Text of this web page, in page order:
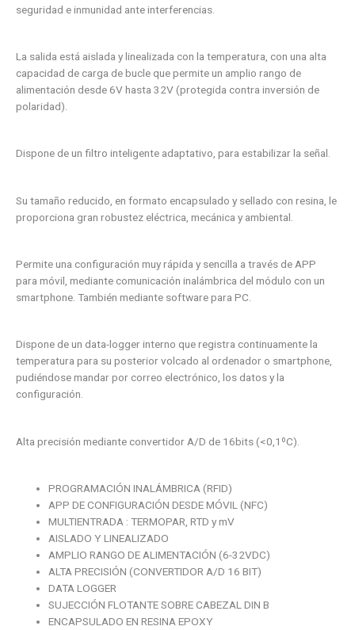
seguridad e inmunidad ante interferencias.
La salida está aislada y linealizada con la temperatura, con una alta
capacidad de carga de bucle que permite un amplio rango de
alimentación desde 6V hasta 32V (protegida contra inversión de
polaridad).
Dispone de un filtro inteligente adaptativo, para estabilizar la señal.
Su tamaño reducido, en formato encapsulado y sellado con resina, le
proporciona gran robustez eléctrica, mecánica y ambiental.
Permite una configuración muy rápida y sencilla a través de APP
para móvil, mediante comunicación inalámbrica del módulo con un
smartphone. También mediante software para PC.
Dispone de un data-logger interno que registra continuamente la
temperatura para su posterior volcado al ordenador o smartphone,
pudiéndose mandar por correo electrónico, los datos y la
configuración.
Alta precisión mediante convertidor A/D de 16bits (<0,1ºC).
PROGRAMACIÓN INALÁMBRICA (RFID)
APP DE CONFIGURACIÓN DESDE MÓVIL (NFC)
MULTIENTRADA : TERMOPAR, RTD y mV
AISLADO Y LINEALIZADO
AMPLIO RANGO DE ALIMENTACIÓN (6-32VDC)
ALTA PRECISIÓN (CONVERTIDOR A/D 16 BIT)
DATA LOGGER
SUJECCIÓN FLOTANTE SOBRE CABEZAL DIN B
ENCAPSULADO EN RESINA EPOXY